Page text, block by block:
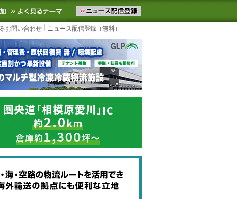
ュースをお届けします。物流ニュースメール配信を登録す
お気に入りに追加 よく見るテーマ
お問い合わせ ニュース配信登録（無料）